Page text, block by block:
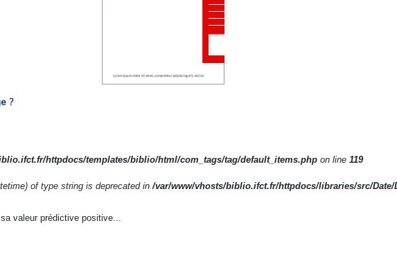
?
httpdocs/templates/biblio/html/com_tags/tag/default_items.phpon line 119
of type string is deprecated in /var/www/vhosts/biblio.ifct.fr/httpdocs/libraries/src/Date/
valeur prédictive positive...